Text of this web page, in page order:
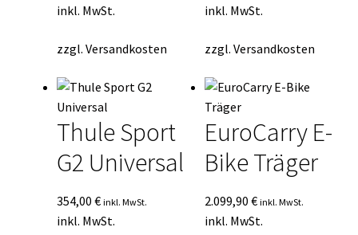
inkl. MwSt.
zzgl. Versandkosten
inkl. MwSt.
zzgl.Versandkosten
Thule Sport
G2 Universal
354,00 € inkl. MwSt.
inkl. MwSt.
EuroCarry E-
Bike Träger
2.099,90€ inkl. MwSt.
inkl. MwSt.